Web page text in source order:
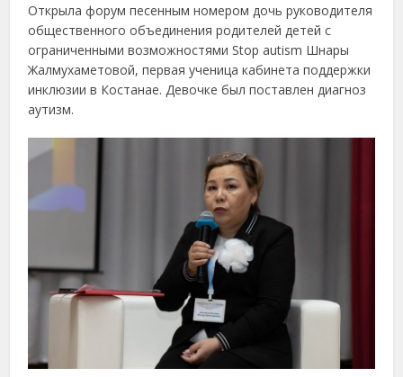
Открыла форум песенным номером дочь руководителя
общественного объединения родителей детей с
ограниченными возможностями Stop autism Шнары
Жалмухаметовой, первая ученица кабинета поддержки
инклюзии в Костанае. Девочке был поставлен диагноз
аутизм.